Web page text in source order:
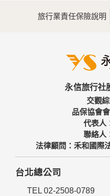
旅行業責任保險說明
永信旅行社
交觀
品保協會
代表人
聯絡人
法律顧問：禾和國際
台北總公司
TEL 02-2508-0789